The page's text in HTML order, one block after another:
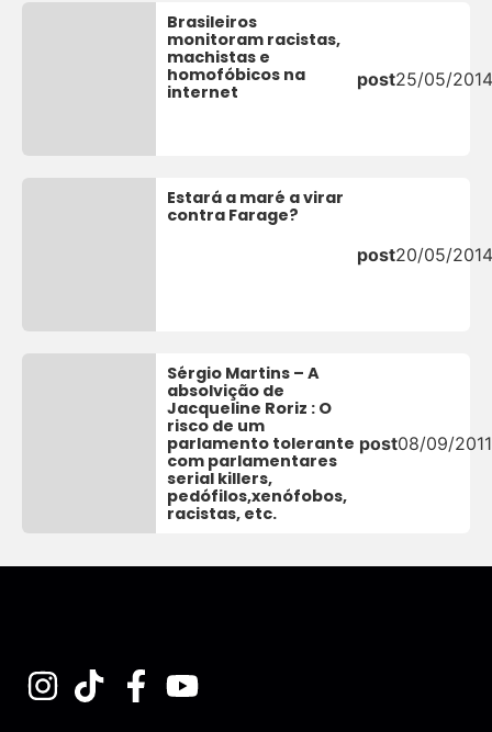
Brasileiros
monitoram racistas,
machistas e
homofóbicos na
internet
post25/05/
Estará a maré a virar
contra Farage?
post20/05/
Sérgio Martins – A
absolvição de
Jacqueline Roriz : O
risco de um
parlamento tolerante
com parlamentares
serial killers,
pedófilos,xenófobos,
racistas, etc.
post08/09/2011